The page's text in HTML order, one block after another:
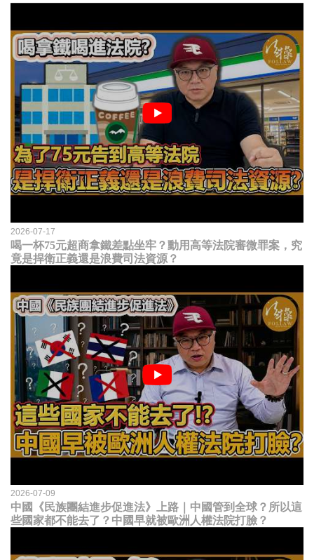
2026-07-17
喝一杯75元超商拿鐵差點坐牢？動用高等法院審微罪案，究
竟是捍衛正義還是浪費司法資源？
2026-07-09
中國《民族團結進步促進法》上路｜中國管到全球？所以這
些國家都不能去了？中國早就被歐洲人權法院打臉？